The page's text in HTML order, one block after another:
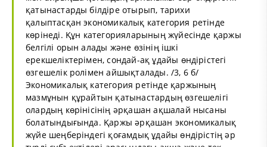
қатынастарды бiлдiре отырып, тарихи
қалыптасқан экономикалық категория ретiнде
көрiнедi. Құн категорияларының жүйесiнде қаржы
белгiлi орын алады және өзiнiң iшкi
ерекшелiктерiмен, сондай-ақ ұдайы өндiрiстегi
өзгешелiк ролiмен айшықталады. /3, 6 б/
Экономикалық категория ретiнде қаржының
мазмұнын құрайтын қатынастардың өзгешелiгi
олардың көрiнiсiнiң әрқашан ақшалай нысаны
болатындығында. Қаржы әрқашан экономикалық
жүйе шеңберiндегi қоғамдық ұдайы өндiрiстiң әр